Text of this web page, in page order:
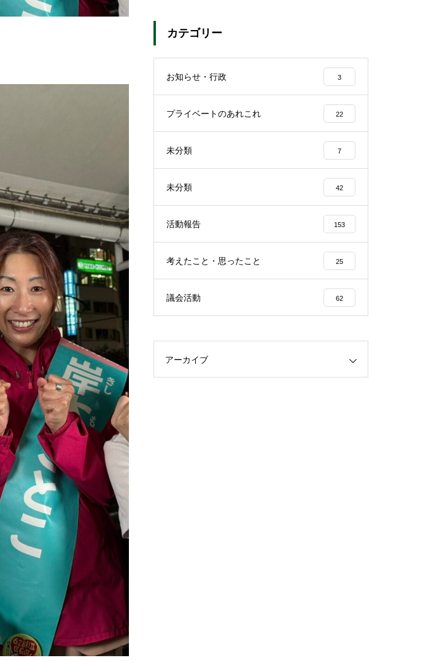
カテゴリー
お知らせ・行政 3
プライベートのあれこれ 22
未分類 7
未分類 42
活動報告 153
考えたこと・思ったこと 25
議会活動 62
アーカイブ